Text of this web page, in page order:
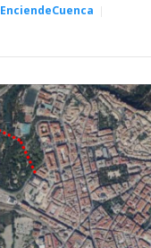
EnciendeCuenca